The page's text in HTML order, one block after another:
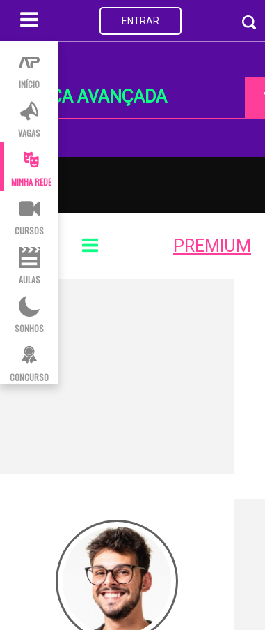
INÍCIO
VAGAS
MINHA REDE
CURSOS
AULAS
SONHOS
CONCURSO
ENTRAR
BUSCA AVANÇADA
PREMIUM